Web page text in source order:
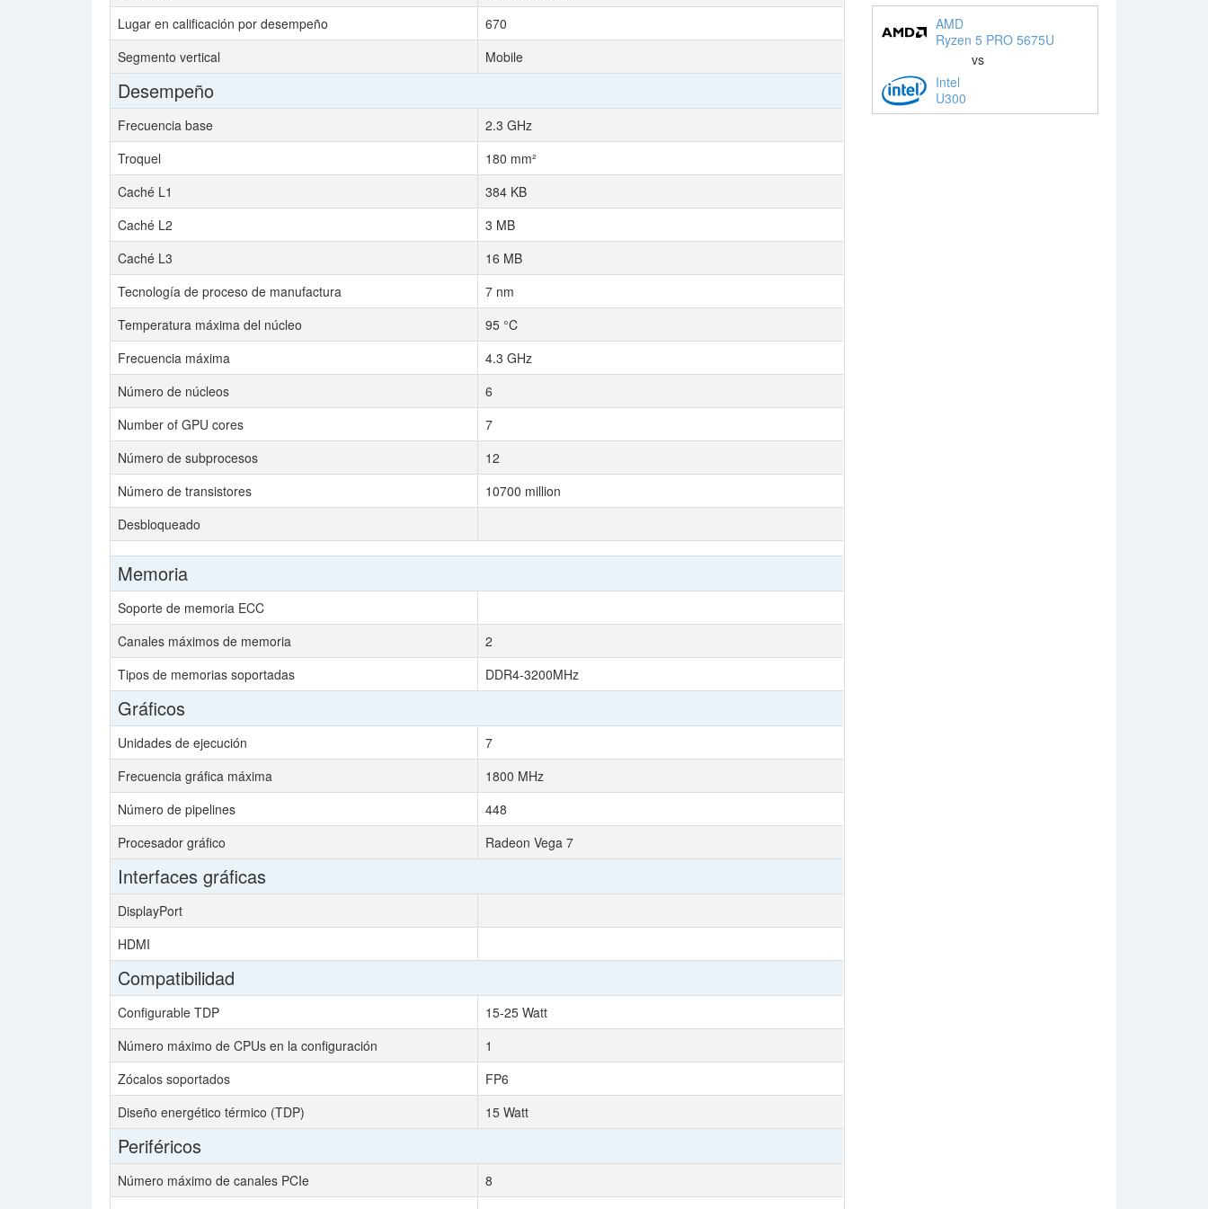
Lugar en calificación por desempeño
670
Segmento vertical
Mobile
Desempeño
Frecuencia base
2.3 GHz
Troquel
180 mm²
Caché L1
384 KB
Caché L2
3 MB
Caché L3
16 MB
Tecnología de proceso de manufactura
7 nm
Temperatura máxima del núcleo
95 °C
Frecuencia máxima
4.3 GHz
Número de núcleos
6
Number of GPU cores
7
Número de subprocesos
12
Número de transistores
10700 million
Desbloqueado
Memoria
Soporte de memoria ECC
Canales máximos de memoria
2
Tipos de memorias soportadas
DDR4-3200MHz
Gráficos
Unidades de ejecución
7
Frecuencia gráfica máxima
1800 MHz
Número de pipelines
448
Procesador gráfico
Radeon Vega 7
Interfaces gráficas
DisplayPort
HDMI
Compatibilidad
Configurable TDP
15-25 Watt
Número máximo de CPUs en la configuración
1
Zócalos soportados
FP6
Diseño energético térmico (TDP)
15 Watt
Periféricos
Número máximo de canales PCIe
8
AMD
Ryzen 5 PRO 5675U
vs
Intel
U300